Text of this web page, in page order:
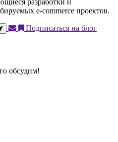
e-commerce проектов.
Подписаться на блог
обсудим!